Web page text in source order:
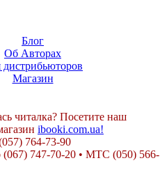
Блог
Об Авторах
дистрибьюторов
Магазин
читалка? Посетите наш
ibooki.com.ua!
764-73-90
(067) 747-70-20 • МТС (050) 566-